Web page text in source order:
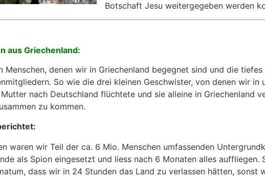
Botschaft Jesu weitergegeben werden
aus Griechenland:
Menschen, denen wir in Griechenland begegnet sind und die
So wie die drei kleinen Geschwister, von denen wir in
nach Deutschland flüchtete und sie alleine in Griechenland
zu kommen.
waren wir Teil der ca. 6 Mio. Menschen umfassenden
als Spion eingesetzt und liess nach 6 Monaten alles
dass wir in 24 Stunden das Land zu verlassen hätten,